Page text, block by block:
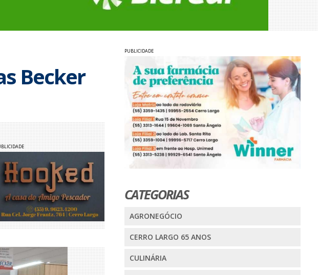
Becker
PUBLICIDADE
CATEGORIAS
AGRONEGÓCIO
CERRO LARGO 65 ANOS
CULINÁRIA